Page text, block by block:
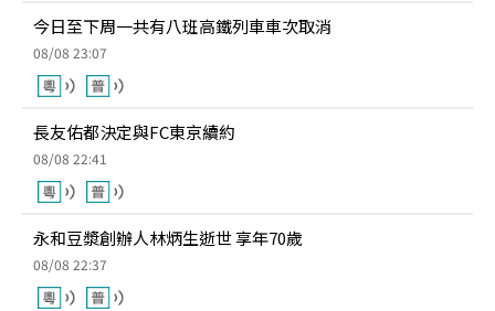
今日至下周一共有八班高鐵列車車次取消
08/08 23:07
長友佑都決定與FC東京續約
08/08 22:41
永和豆漿創辦人林炳生逝世 享年70歲
08/08 22:37